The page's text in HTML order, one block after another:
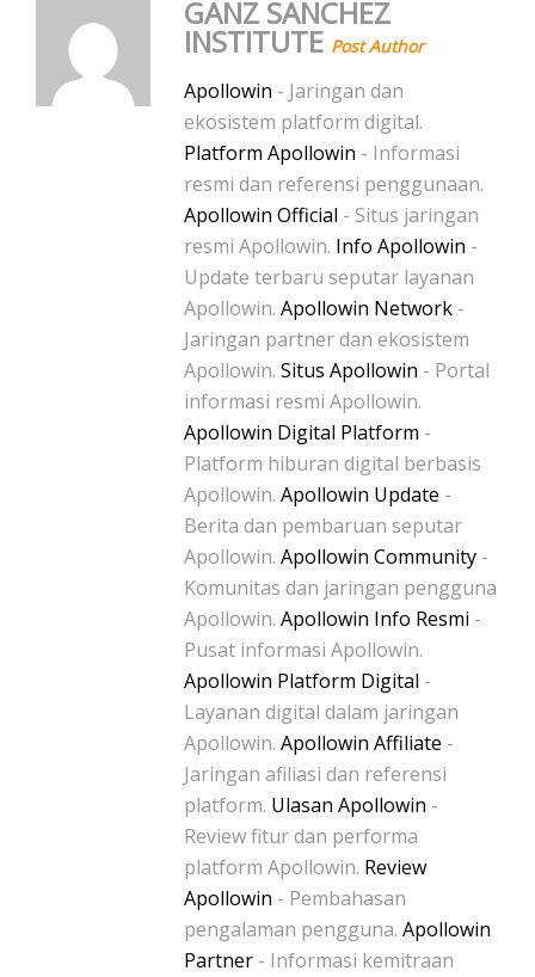
GANZ SANCHEZ
INSTITUTE Post Author
Apollowin - Jaringan dan
ekosistem platform digital.
Platform Apollowin - Informasi
resmi dan referensi penggunaan.
Apollowin Official - Situs jaringan
resmi Apollowin. Info Apollowin -
Update terbaru seputar layanan
Apollowin. Apollowin Network -
Jaringan partner dan ekosistem
Apollowin. Situs Apollowin - Portal
informasi resmi Apollowin.
Apollowin Digital Platform -
Platform hiburan digital berbasis
Apollowin. Apollowin Update -
Berita dan pembaruan seputar
Apollowin. Apollowin Community -
Komunitas dan jaringan pengguna
Apollowin. Apollowin Info Resmi -
Pusat informasi Apollowin.
Apollowin Platform Digital -
Layanan digital dalam jaringan
Apollowin. Apollowin Affiliate -
Jaringan afiliasi dan referensi
platform. Ulasan Apollowin -
Review fitur dan performa
platform Apollowin. Review
Apollowin - Pembahasan
pengalaman pengguna. Apollowin
Partner - Informasi kemitraan